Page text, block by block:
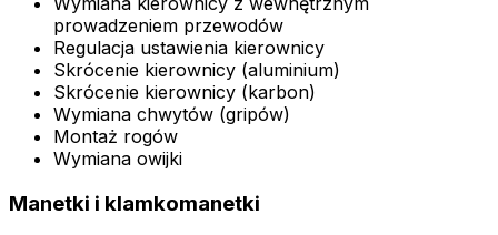
prowadzeniem przewodów
Regulacja ustawienia kierownicy
Skrócenie kierownicy (aluminium)
Skrócenie kierownicy (karbon)
Wymiana chwytów (gripów)
Montaż rogów
Wymiana owijki
Manetki i klamkomanetki